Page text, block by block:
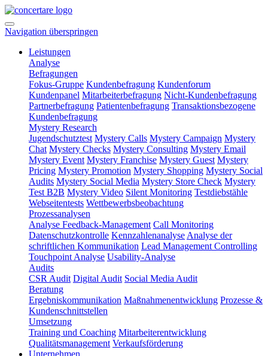
Navigation überspringen
Leistungen
Analyse
Befragungen
Fokus-Gruppe Kundenbefragung Kundenforum
Kundenpanel Mitarbeiterbefragung Nicht-Kundenbefragung
Partnerbefragung Patientenbefragung Transaktionsbezogene
Kundenbefragung
Mystery Research
Jugendschutztest Mystery Calls Mystery Campaign Mystery
Chat Mystery Checks Mystery Consulting Mystery Email
Mystery Event Mystery Franchise Mystery Guest Mystery
Pricing Mystery Promotion Mystery Shopping Mystery Social
Audits Mystery Social Media Mystery Store Check Mystery
Test B2B Mystery Video Silent Monitoring Testdiebstähle
Webseitentests Wettbewerbsbeobachtung
Prozessanalysen
Analyse Feedback-Management Call Monitoring
Datenschutzkontrolle Kennzahlenanalyse Analyse der
schriftlichen Kommunikation Lead Management Controlling
Touchpoint Analyse Usability-Analyse
Audits
CSR Audit Digital Audit Social Media Audit
Beratung
Ergebniskommunikation Maßnahmenentwicklung Prozesse &
Kundenschnittstellen
Umsetzung
Training und Coaching Mitarbeiterentwicklung
Qualitätsmanagement Verkaufsförderung
Unternehmen